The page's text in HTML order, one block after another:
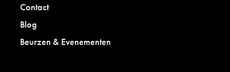
Contact
Blog
Beurzen & Evenementen